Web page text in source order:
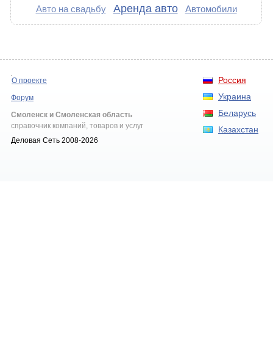
Авто на свадьбу
Аренда авто Автомобили
Россия
Украина
Беларусь
Казахстан
О проекте
Форум
Смоленск и Смоленская область
справочник компаний, товаров и услуг
Деловая Сеть 2008-2026